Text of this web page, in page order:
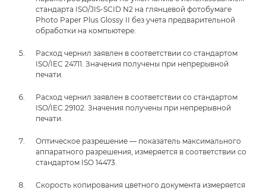
стандарта ISO/JIS-SCID N2 на глянцевой фотобумаге
Photo Paper Plus Glossy II без учета предварительной
обработки на компьютере.
Расход чернил заявлен в соответствии со стандартом
ISO/IEC 24711. Значения получены при непрерывной
печати.
Расход чернил заявлен в соответствии со стандартом
ISO/IEC 29102. Значения получены при непрерывной
печати.
Оптическое разрешение — показатель максимального
аппаратного разрешения, измеряется в соответствии со
стандартом ISO 14473.
Скорость копирования цветного документа измеряется